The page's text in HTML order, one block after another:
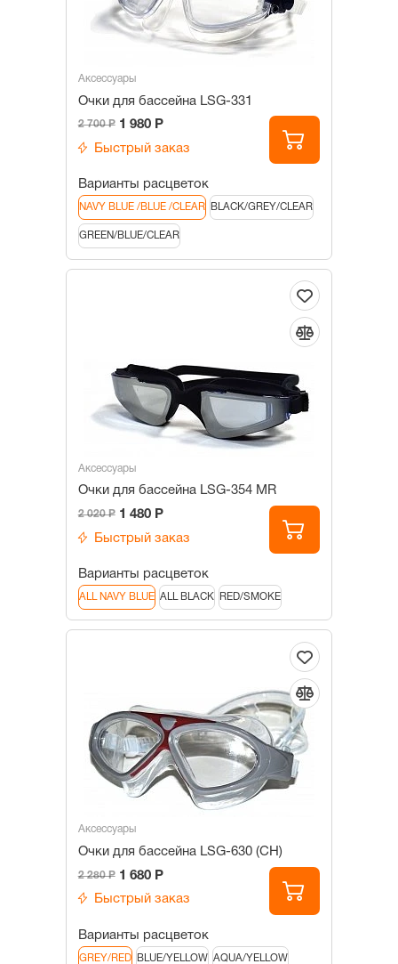
Аксессуары
Очки для бассейна LSG-331
2 700 Р 1 980 Р
Быстрый заказ
Варианты расцветок
NAVY BLUE /BLUE /CLEAR BLACK/GREY/CLEAR
GREEN/BLUE/CLEAR
Аксессуары
Очки для бассейна LSG-354 MR
2 020 Р 1 480 Р
Быстрый заказ
Варианты расцветок
ALL NAVY BLUE ALL BLACK RED/SMOKE
Аксессуары
Очки для бассейна LSG-630 (СН)
2 280 Р 1 680 Р
Быстрый заказ
Варианты расцветок
GREY/RED BLUE/YELLOW AQUA/YELLOW